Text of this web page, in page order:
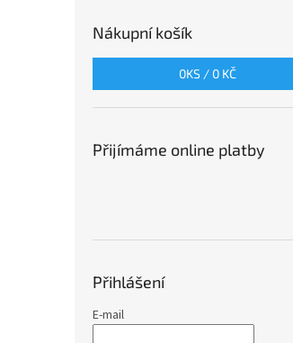
Nákupní košík
0KS / 0 KČ
Přijímáme online platby
Přihlášení
E-mail